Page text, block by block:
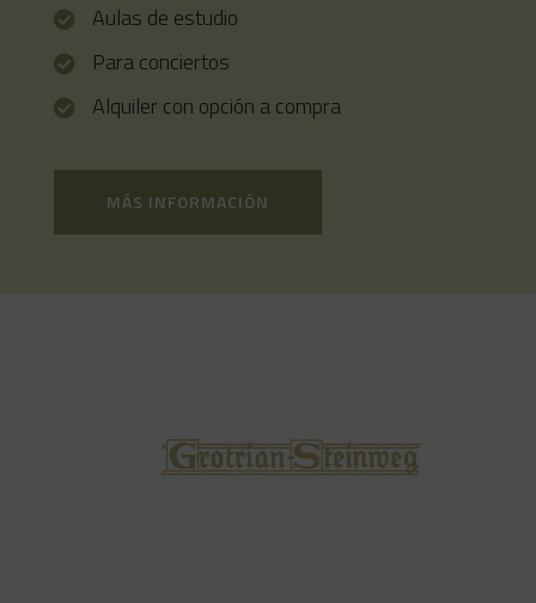
Aulas de estudio
Para conciertos
Alquiler con opción a compra
MÁS INFORMACIÓN